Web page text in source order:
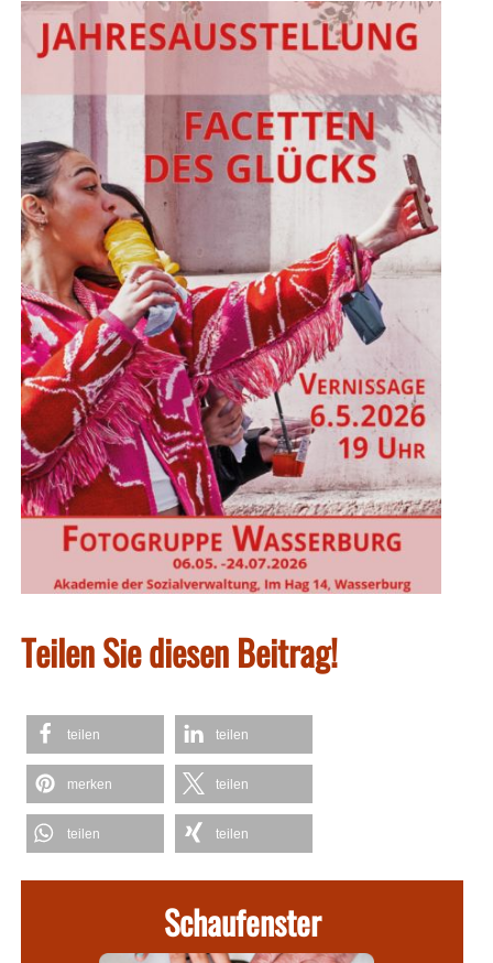
Teilen Sie diesen Beitrag!
teilen teilen
merken teilen
teilen teilen
Schaufenster